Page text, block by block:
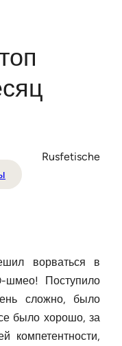
Rusfetische
ворваться в
шмео! Поступило
сложно, было
было хорошо, за
компетентности,